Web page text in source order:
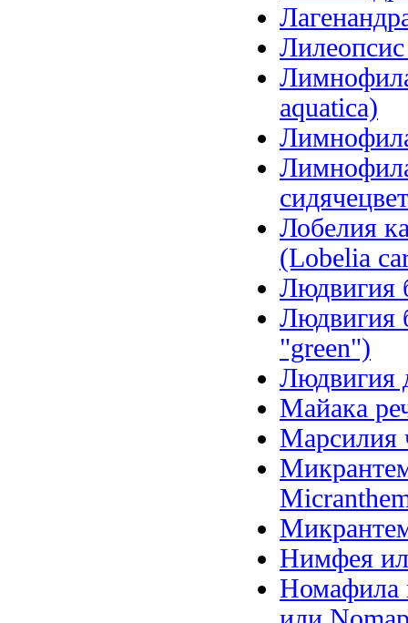
aquatica)
Лобелия
(Lobelia
Людвигия
Людвигия
"green")
Людвигия
Майака
Марсилия
Нимфея
Номафила